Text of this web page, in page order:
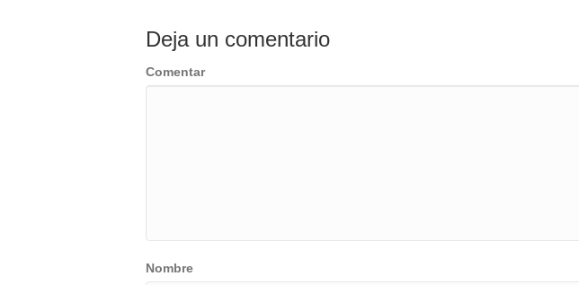
Deja un comentario
Comentar
Nombre